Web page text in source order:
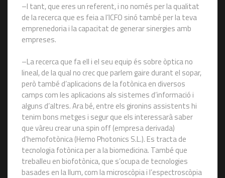
–I tant, que eres un referent, i no només per la qualitat
de la recerca que es feia a l’ICFO sinó també per la teva
emprenedoria i la capacitat de generar sinergies amb
empreses.
–La recerca que fa ell i el seu equip és sobre òptica no
lineal, de la qual no crec que parlem gaire durant el sopar,
però també d’aplicacions de la fotònica en diversos
camps com les aplicacions als sistemes d’informació i
alguns d’altres. Ara bé, entre els gironins assistents hi
tenim bons metges i segur que els interessarà saber
que vàreu crear una spin off (empresa derivada)
d’hemofotònica (Hemo Photonics S.L.). Es tracta de
tecnologia fotònica per a la biomedicina. També que
treballeu en biofotònica, que s’ocupa de tecnologies
basades en la llum, com la microscòpia i l’espectroscòpia